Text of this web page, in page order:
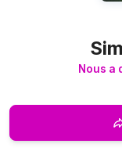
Nous a